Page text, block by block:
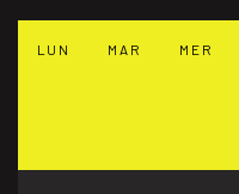
LUN MAR MER